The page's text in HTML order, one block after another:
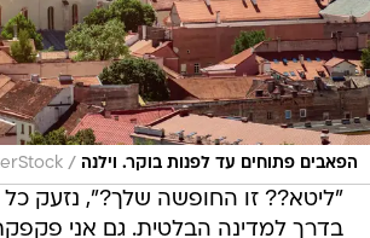
הפאבים פתוחים עד לפנות בוקר. וילנה /
"ליטא?? זו החופשה שלך?", נזעק
בדרך למדינה הבלטית. גם אני